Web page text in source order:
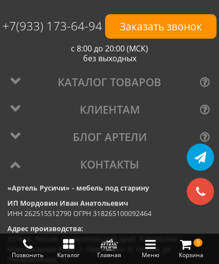
Меню
Позвонить Каталог Главная
0
Корзина
+7(933) 173-64-94 Заказать звонок
с 8:00 до 20:00 (МСК)
без выходных
КАТАЛОГ ТОВАРОВ
КЛИЕНТАМ
БЛОГ АРТЕЛИ
КОНТАКТЫ
«Артель Русичи» - мебель под старину
ИП Мордовин Иван Анатольевич
ИНН 262515512790 ОГРН 318265100092464
Адрес производства:
357819, Россия, Ставропольский край, Кавказские
Минеральные Воды, г. Георгиевск, п. Новый, ул.
Первомайская, 73